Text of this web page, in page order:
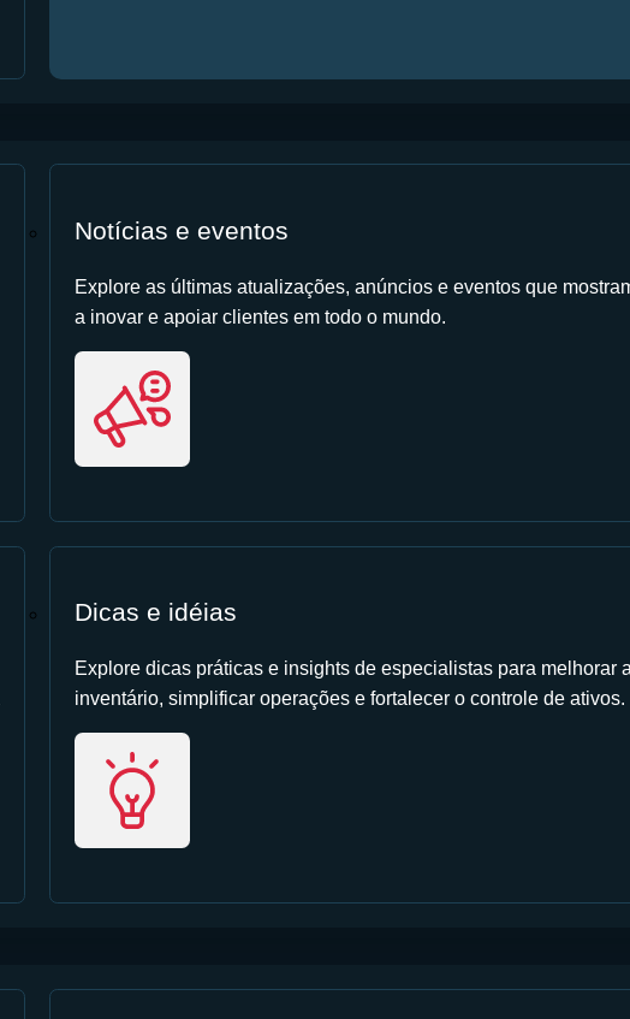
Notícias e eventos
Explore as últimas atualizações, anúncios e eventos que
a inovar e apoiar clientes em todo o mundo.
Dicas e idéias
Explore dicas práticas e insights de especialistas para melhorar
inventário, simplificar operações e fortalecer o controle de ativos.